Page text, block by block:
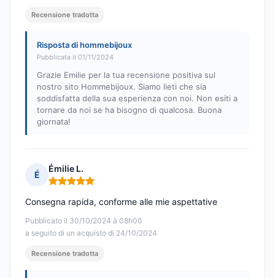
Recensione tradotta
Risposta di hommebijoux
Pubblicata il 01/11/2024
Grazie Emilie per la tua recensione positiva sul
nostro sito Hommebijoux. Siamo lieti che sia
soddisfatta della sua esperienza con noi. Non esiti a
tornare da noi se ha bisogno di qualcosa. Buona
giornata!
É
Émilie L.
Nota: 5 su 5
Pubblicato il 30/10/2024 à 08h00
a seguito di un acquisto di 24/10/2024
Consegna rapida, conforme alle mie aspettative
Recensione tradotta